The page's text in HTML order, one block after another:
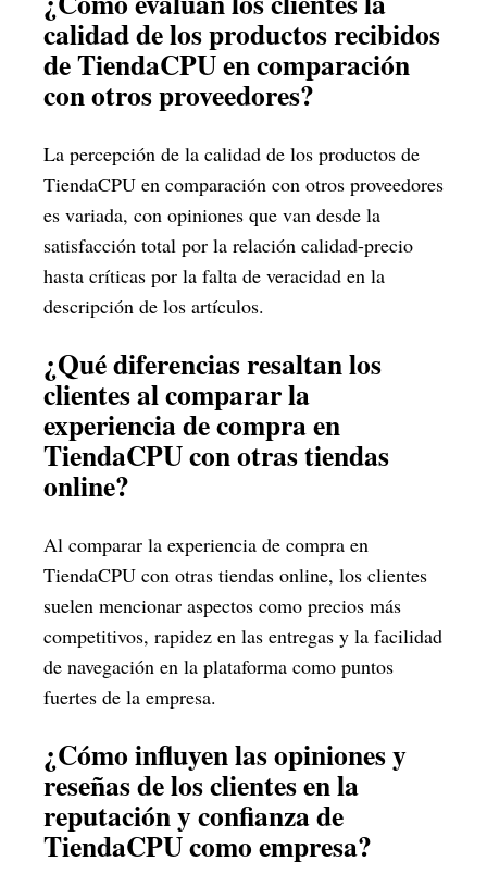
calidad de los productos recibidos
de TiendaCPU en comparación
con otros proveedores?
La percepción de la calidad de los productos de
TiendaCPU en comparación con otros proveedores
es variada, con opiniones que van desde la
satisfacción total por la relación calidad-precio
hasta críticas por la falta de veracidad en la
descripción de los artículos.
¿Qué diferencias resaltan los
clientes al comparar la
experiencia de compra en
TiendaCPU con otras tiendas
online?
Al comparar la experiencia de compra en
TiendaCPU con otras tiendas online, los clientes
suelen mencionar aspectos como precios más
competitivos, rapidez en las entregas y la facilidad
de navegación en la plataforma como puntos
fuertes de la empresa.
¿Cómo influyen las opiniones y
reseñas de los clientes en la
reputación y confianza de
TiendaCPU como empresa?